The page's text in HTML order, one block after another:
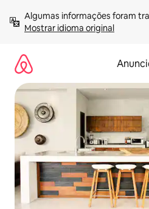
para
Mostrar idioma original